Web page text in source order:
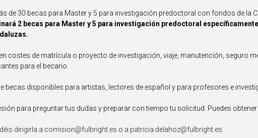
de 30 becas para Master y 5 para investigación predoctoral con fondos de la
2 becas para Master y 5 para investigación predoctoral
costes de matrícula o proyecto de investigación, viaje, manutención, seguro
para el becario.
becas disponibles para artistas, lectores de español y para profesores e
para preguntar tus dudas y preparar con tiempo tu solicitud. Puedes
dirigirla a comision@fulbright.es o a patricia.delahoz@fulbright.es